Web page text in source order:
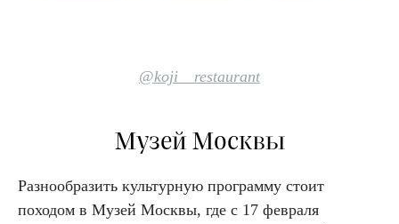
@koji__restaurant
Музей Москвы
Разнообразить культурную программу стоит
походом в Музей Москвы, где с 17 февраля